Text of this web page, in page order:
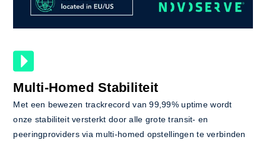
Multi-Homed Stabiliteit
Met een bewezen trackrecord van 99,99% uptime wordt
onze stabiliteit versterkt door alle grote transit- en
peeringproviders via multi-homed opstellingen te verbinden